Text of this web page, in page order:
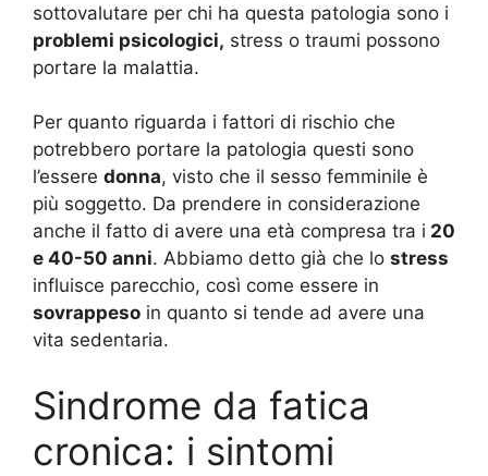
sottovalutare per chi ha questa patologia sono i
problemi psicologici, stress o traumi possono
portare la malattia.
Per quanto riguarda i fattori di rischio che
potrebbero portare la patologia questi sono
l’essere donna, visto che il sesso femminile è
più soggetto. Da prendere in considerazione
anche il fatto di avere una età compresa tra i 20
e 40-50 anni. Abbiamo detto già che lo stress
influisce parecchio, così come essere in
sovrappeso in quanto si tende ad avere una
vita sedentaria.
Sindrome da fatica
cronica: i sintomi